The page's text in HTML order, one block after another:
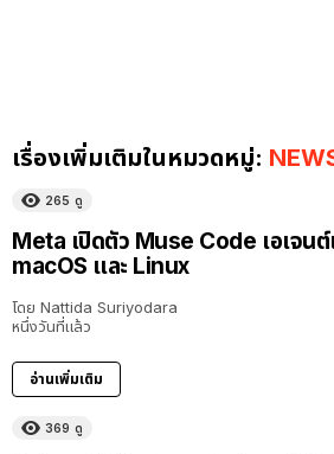
เรื่องเพิ่มเติมในหมวดหมู่:
265 ดู
Meta เปิดตัว Muse Code เอเจนต์
macOS และ Linux
โดย Nattida Suriyodara
หนึ่งวันที่แล้ว
อ่านเพิ่มเติม
369 ดู